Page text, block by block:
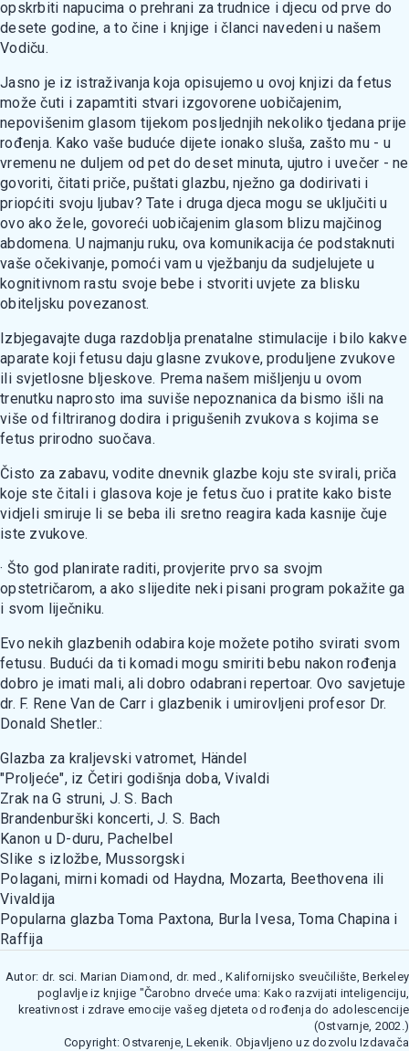
opskrbiti napucima o prehrani za trudnice i djecu od prve do
desete godine, a to čine i knjige i članci navedeni u našem
Vodiču.
Jasno je iz istraživanja koja opisujemo u ovoj knjizi da fetus
može čuti i zapamtiti stvari izgovorene uobičajenim,
nepovišenim glasom tijekom posljednjih nekoliko tjedana prije
rođenja. Kako vaše buduće dijete ionako sluša, zašto mu - u
vremenu ne duljem od pet do deset minuta, ujutro i uvečer - ne
govoriti, čitati priče, puštati glazbu, nježno ga dodirivati i
priopćiti svoju ljubav? Tate i druga djeca mogu se uključiti u
ovo ako žele, govoreći uobičajenim glasom blizu majčinog
abdomena. U najmanju ruku, ova komunikacija će podstaknuti
vaše očekivanje, pomoći vam u vježbanju da sudjelujete u
kognitivnom rastu svoje bebe i stvoriti uvjete za blisku
obiteljsku povezanost.
Izbjegavajte duga razdoblja prenatalne stimulacije i bilo kakve
aparate koji fetusu daju glasne zvukove, produljene zvukove
ili svjetlosne bljeskove. Prema našem mišljenju u ovom
trenutku naprosto ima suviše nepoznanica da bismo išli na
više od filtriranog dodira i prigušenih zvukova s kojima se
fetus prirodno suočava.
Čisto za zabavu, vodite dnevnik glazbe koju ste svirali, priča
koje ste čitali i glasova koje je fetus čuo i pratite kako biste
vidjeli smiruje li se beba ili sretno reagira kada kasnije čuje
iste zvukove.
· Što god planirate raditi, provjerite prvo sa svojm
opstetričarom, a ako slijedite neki pisani program pokažite ga
i svom liječniku.
Evo nekih glazbenih odabira koje možete potiho svirati svom
fetusu. Budući da ti komadi mogu smiriti bebu nakon rođenja
dobro je imati mali, ali dobro odabrani repertoar. Ovo savjetuje
dr. F. Rene Van de Carr i glazbenik i umirovljeni profesor Dr.
Donald Shetler.:
Glazba za kraljevski vatromet, Händel
"Proljeće", iz Četiri godišnja doba, Vivaldi
Zrak na G struni, J. S. Bach
Brandenburški koncerti, J. S. Bach
Kanon u D-duru, Pachelbel
Slike s izložbe, Mussorgski
Polagani, mirni komadi od Haydna, Mozarta, Beethovena ili
Vivaldija
Popularna glazba Toma Paxtona, Burla Ivesa, Toma Chapina i
Raffija
Autor: dr. sci. Marian Diamond, dr. med., Kalifornijsko sveučilište, Berkeley
poglavlje iz knjige "Čarobno drveće uma: Kako razvijati inteligenciju,
kreativnost i zdrave emocije vašeg djeteta od rođenja do adolescencije
(Ostvarnje, 2002.)
Copyright: Ostvarenje, Lekenik. Objavljeno uz dozvolu Izdavača